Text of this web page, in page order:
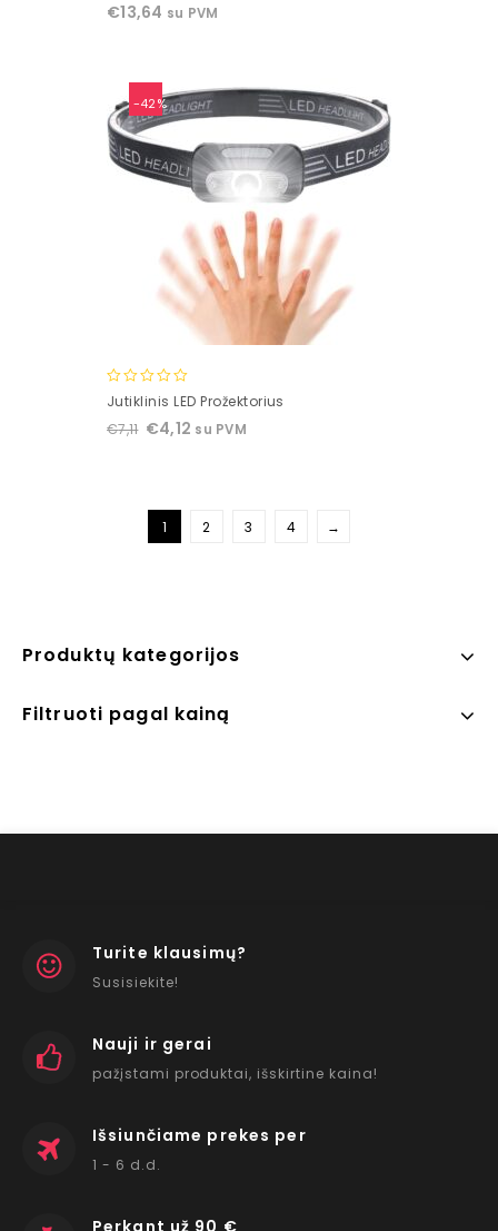
of
€13,64 su PVM
-42%
0
of
Jutiklinis LED Prožektorius
€7,11 €4,12 su PVM
1 2 3 4 →
Produktų kategorijos
Filtruoti pagal kainą
Turite klausimų?
Susisiekite!
Nauji ir gerai
pažįstami produktai, išskirtine kaina!
Išsiunčiame prekes per
1 - 6 d.d.